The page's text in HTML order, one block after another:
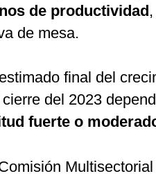
de productividad
de mesa.
final del
del 2023
fuerte o